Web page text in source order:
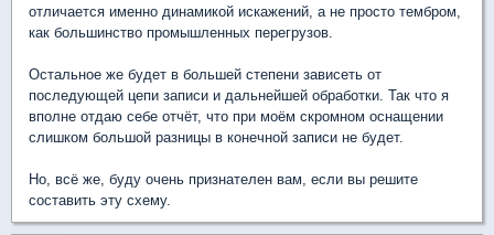
отличается именно динамикой искажений, а не просто тембром,
как большинство промышленных перегрузов.
Остальное же будет в большей степени зависеть от
последующей цепи записи и дальнейшей обработки. Так что я
вполне отдаю себе отчёт, что при моём скромном оснащении
слишком большой разницы в конечной записи не будет.
Но, всё же, буду очень признателен вам, если вы решите
составить эту схему.